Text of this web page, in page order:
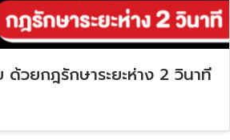
วยกฎรักษาระยะห่าง 2 วินาที